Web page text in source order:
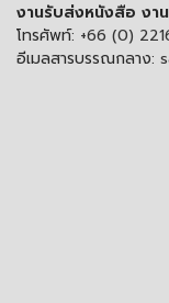
งานรับส่งหนังสือ งา
โทรศัพท์: +66 (0)
อีเมลสารบรรณกลาง: